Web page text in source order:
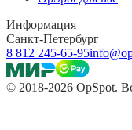
Информация
Санкт-Петербург
8 812 245-65-95
© 2018-2026 OpSpot.